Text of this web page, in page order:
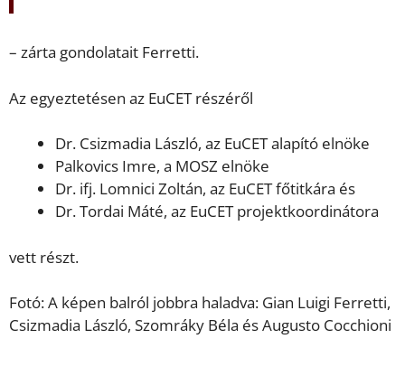
– zárta gondolatait Ferretti.
Az egyeztetésen az EuCET részéről
Dr. Csizmadia László, az EuCET alapító elnöke
Palkovics Imre, a MOSZ elnöke
Dr. ifj. Lomnici Zoltán, az EuCET főtitkára és
Dr. Tordai Máté, az EuCET projektkoordinátora
vett részt.
Fotó: A képen balról jobbra haladva: Gian Luigi Ferretti,
Csizmadia László, Szomráky Béla és Augusto Cocchioni